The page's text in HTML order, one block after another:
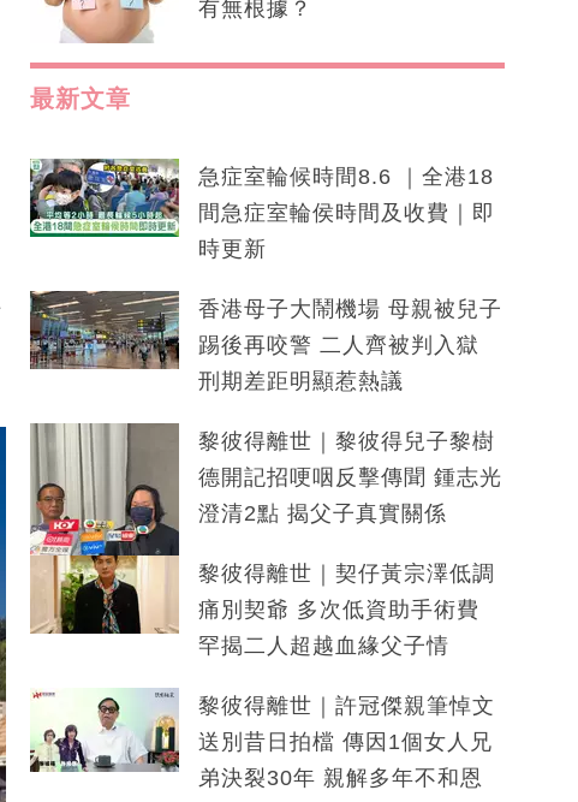
有無根據？
最新文章
急症室輪候時間8.6 ｜全港18
間急症室輪侯時間及收費｜即
時更新
香港母子大鬧機場 母親被兒子
踢後再咬警 二人齊被判入獄
刑期差距明顯惹熱議
黎彼得離世｜黎彼得兒子黎樹
德開記招哽咽反擊傳聞 鍾志光
澄清2點 揭父子真實關係
黎彼得離世｜契仔黃宗澤低調
痛別契爺 多次低資助手術費
罕揭二人超越血緣父子情
黎彼得離世｜許冠傑親筆悼文
送別昔日拍檔 傳因1個女人兄
弟決裂30年 親解多年不和恩